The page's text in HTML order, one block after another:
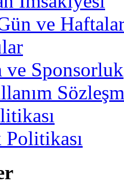
ve
ve Sponsorluk